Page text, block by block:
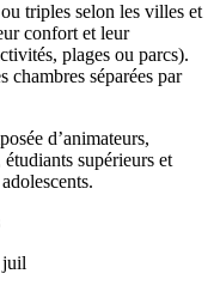
triples selon les villes et
confort et leur
plages ou parcs).
chambres séparées par
d’animateurs,
supérieurs et
juil